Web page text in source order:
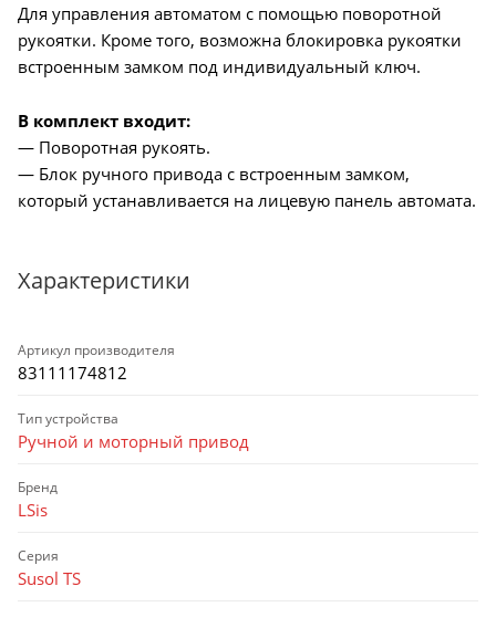
Для управления автоматом с помощью поворотной
рукоятки. Кроме того, возможна блокировка рукоятки
встроенным замком под индивидуальный ключ.
В комплект входит:
— Поворотная рукоять.
— Блок ручного привода с встроенным замком,
который устанавливается на лицевую панель автомата.
Характеристики
Артикул производителя
83111174812
Тип устройства
Ручной и моторный привод
Бренд
LSis
Серия
Susol TS